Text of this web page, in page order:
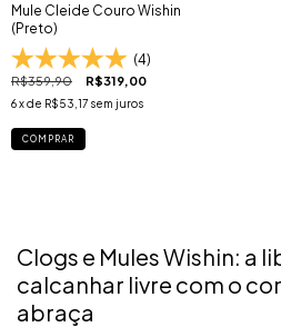
Mule Cleide Couro Wishin
(Preto)
(4)
R$359,90 R$319,00
6x de R$53,17 sem juros
COMPRAR
Clogs e Mules Wishin: a
calcanhar livre com o
abraça